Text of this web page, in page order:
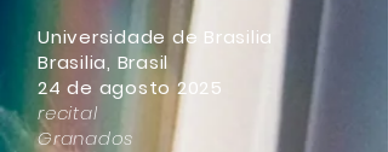
Universidade de Brasilia
Brasilia, Brasil
24 de agosto 2025
recital
Granados